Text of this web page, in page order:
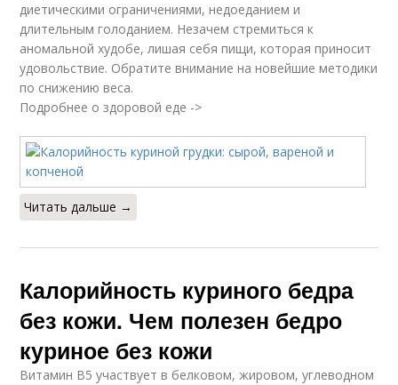
диетическими ограничениями, недоеданием и
длительным голоданием. Незачем стремиться к
аномальной худобе, лишая себя пищи, которая приносит
удовольствие. Обратите внимание на новейшие методики
по снижению веса.
Подробнее о здоровой еде ->
Читать дальше →
Калорийность куриного бедра
без кожи. Чем полезен бедро
куриное без кожи
Витамин В5 участвует в белковом, жировом, углеводном